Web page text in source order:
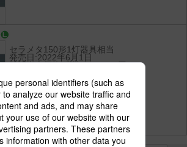
セラメタ150形1灯器具相当
発売日:2022年6月1日
希望小売価格(税抜):125,100円
消費電力:68.8 W
消費効率:147.1 lm/W
光色(色温度):温白色（3500K）
演色性:Ra85